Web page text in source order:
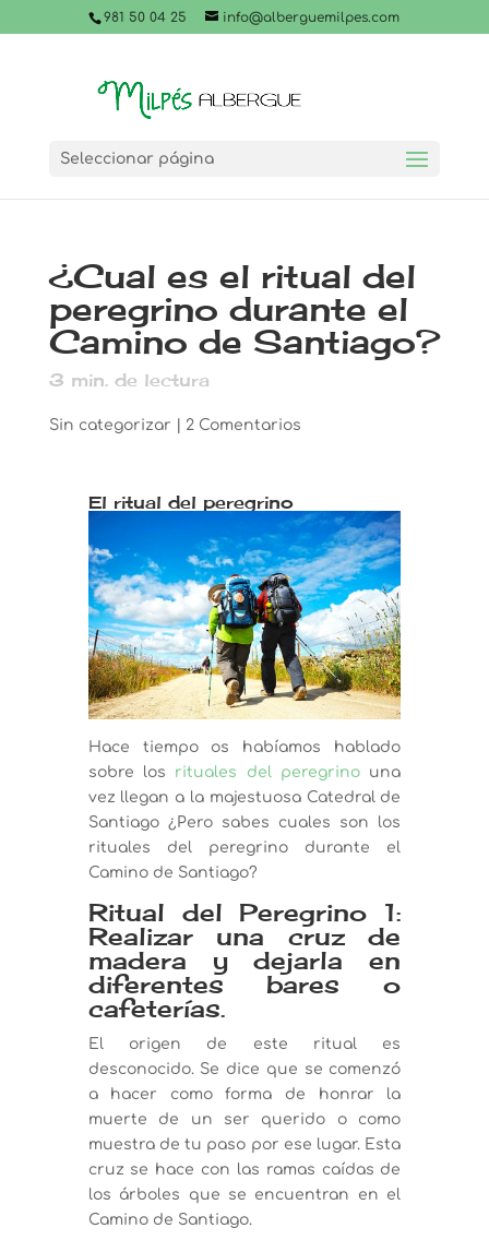
981 50 04 25 info@alberguemilpes.com
Seleccionar página
¿Cual es el ritual del
peregrino durante el
Camino de Santiago?
3 min. de lectura
Sin categorizar 2 Comentarios
El ritual del peregrino
Hace tiempo os habíamos hablado
sobre los rituales del peregrino una
vez llegan a la majestuosa Catedral de
Santiago ¿Pero sabes cuales son los
rituales del peregrino durante el
Camino de Santiago?
Ritual del Peregrino 1:
Realizar una cruz de
madera y dejarla en
diferentes bares o
cafeterías.
El origen de este ritual es
desconocido. Se dice que se comenzó
a hacer como forma de honrar la
muerte de un ser querido o como
muestra de tu paso por ese lugar. Esta
cruz se hace con las ramas caídas de
los árboles que se encuentran en el
Camino de Santiago.